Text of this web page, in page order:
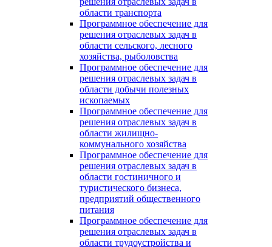
области транспорта
Программное обеспечение для
решения отраслевых задач в
области сельского, лесного
хозяйства, рыболовства
Программное обеспечение для
решения отраслевых задач в
области добычи полезных
ископаемых
Программное обеспечение для
решения отраслевых задач в
области жилищно-
коммунального хозяйства
Программное обеспечение для
решения отраслевых задач в
области гостиничного и
туристического бизнеса,
предприятий общественного
питания
Программное обеспечение для
решения отраслевых задач в
области трудоустройства и